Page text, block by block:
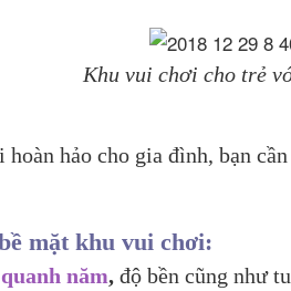
Khu vui chơi cho trẻ
hảo cho gia đình, bạn
mặt khu vui chơi:
năm, độ bền cũng như